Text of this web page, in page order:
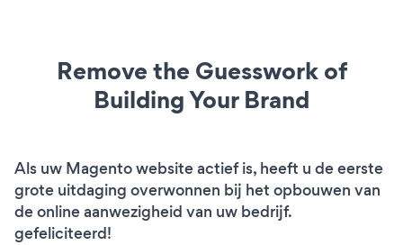
Remove the Guesswork of
Building Your Brand
Als uw Magento website actief is, heeft u de eerste
grote uitdaging overwonnen bij het opbouwen van
de online aanwezigheid van uw bedrijf.
gefeliciteerd!